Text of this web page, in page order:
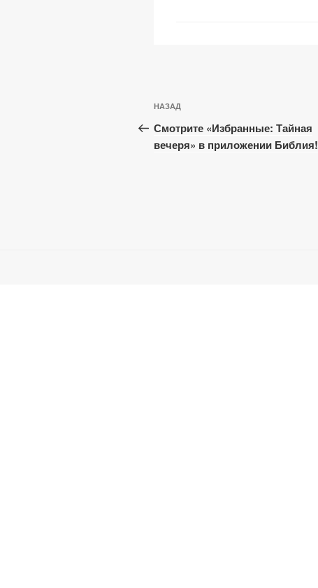
Навигация
по
записям
Предыдущая
запись:
НАЗАД
Смотрите «Избранные: Тайная
вечеря» в приложении Библия!